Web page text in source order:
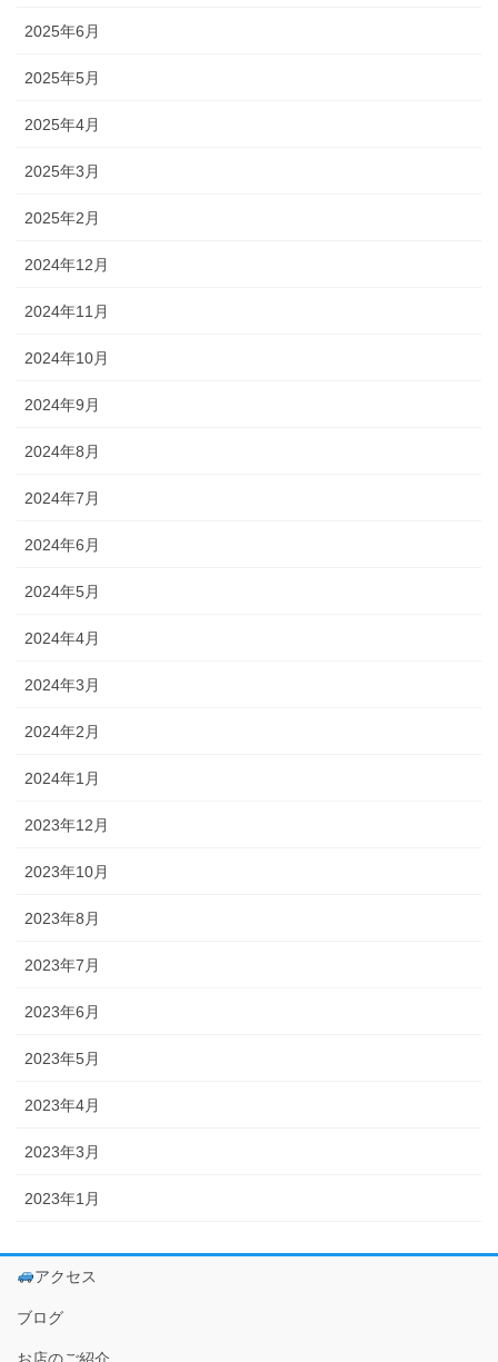
2025年6月
2025年5月
2025年4月
2025年3月
2025年2月
2024年12月
2024年11月
2024年10月
2024年9月
2024年8月
2024年7月
2024年6月
2024年5月
2024年4月
2024年3月
2024年2月
2024年1月
2023年12月
2023年10月
2023年8月
2023年7月
2023年6月
2023年5月
2023年4月
2023年3月
2023年1月
アクセス
ブログ
お店のご紹介